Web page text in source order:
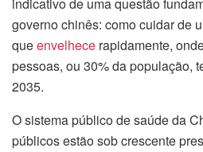
governo chinês: como cuidar de
queenvelhece rapidamente,
pessoas, ou 30% da população,
2035.
O sistema público de saúde da
públicos estão sob crescente